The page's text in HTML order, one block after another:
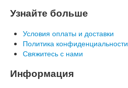
Узнайте больше
Условия оплаты и доставки
Политика конфиденциальности
Свяжитесь с нами
Информация